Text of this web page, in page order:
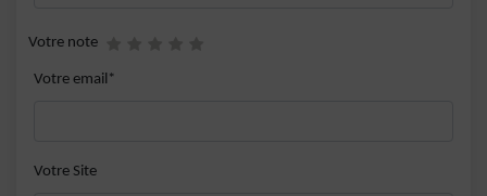
Votre note
Votre email*
Votre Site